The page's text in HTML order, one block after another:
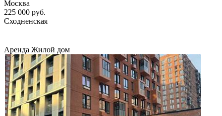
Москва
225 000 руб.
Сходненская
Аренда Жилой дом